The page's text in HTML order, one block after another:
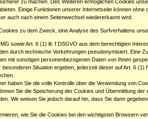
zu machen. Des Weiteren ermöglichen Cookies
Einige Funktionen unserer Internetseite können ohne
auch nach einem Seitenwechsel wiedererkannt wird.
zu dem Zweck, eine Analyse des Surfverhaltens
sowie Art. 6 (1) lit. f DSGVO aus dem berechtigten
durch technische Vorkehrungen pseudonymisiert. Eine
mit sonstigen personenbezogenen Daten von Ihnen
Situation ergeben, jederzeit dieser auf Art. 6 (1)
haben Sie die volle Kontrolle über die Verwendung von
Sie die Speicherung der Cookies und Übermittlung der
Wir weisen Sie jedoch darauf hin, dass Sie dann
wie Sie die Cookies bei den wichtigsten Browsern